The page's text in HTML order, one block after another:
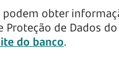
obter
Proteção de Dados
do banco.